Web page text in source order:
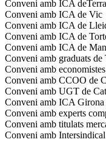
Conveni amb ICA
Conveni amb ICA de Vic
Conveni amb ICA de
Conveni amb ICA de
Conveni amb ICA de
Conveni amb graduats de
Conveni amb economistes
Conveni amb CCOO de
Conveni amb UGT de
Conveni amb ICA Girona
Conveni amb experts
Conveni amb titulats
Conveni amb